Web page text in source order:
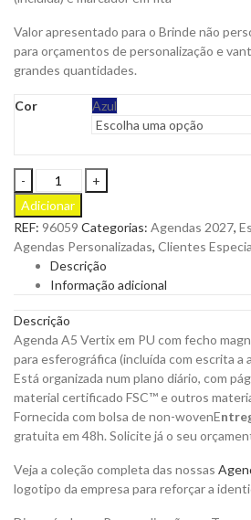
Valor apresentado para o Brinde não
para orçamentos de personalização e
grandes quantidades.
Cor Azul
Agenda
Diária
Vertix
A5
em
PU
com
Magnético
para
Personalizar
quantity
Adicionar
REF: 96059 Categorias: Agendas 2027,
Agendas Personalizadas, Clientes
Descrição
Informação adicional
Descrição
Agenda A5 Vertix em PU com fecho
para esferográfica (incluída com escrita a
Está organizada num plano diário, com
material certificado FSC™ e outros
Fornecida com bolsa de non-wovenE
gratuita em 48h. Solicite já o seu
Veja a coleção completa das nossas
logotipo da empresa para reforçar a